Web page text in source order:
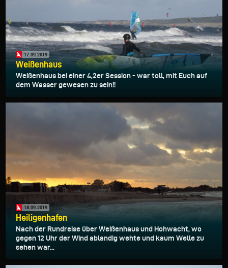
17.09.2019
Weißenhaus
Weißenhaus bei einer 4,2er Session - war toll, mit Euch auf
dem Wasser gewesen zu sein!!
18.09.2019
Heiligenhafen
Nach der Rundreise über Weißenhaus und Hohwacht, wo
gegen 12 Uhr der Wind ablandig wehte und kaum Welle zu
sehen war...